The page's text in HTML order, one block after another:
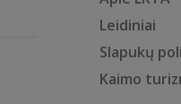
Leidiniai
Slapukų
Kaimo